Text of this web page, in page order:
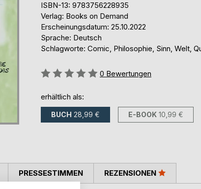
ISBN-13: 9783756228935
Verlag: Books on Demand
Erscheinungsdatum: 25.10.2022
Sprache: Deutsch
Schlagworte: Comic, Philosophie, Sinn, Welt,
Bewertung::
0 Bewertungen
erhältlich als:
BUCH 28,99 € E-BOOK 10,99 €
PRESSESTIMMEN REZENSIONEN